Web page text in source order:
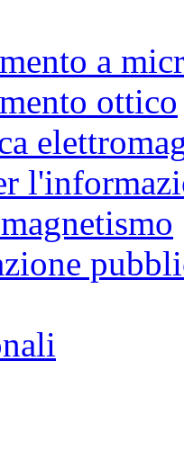
a
ottico